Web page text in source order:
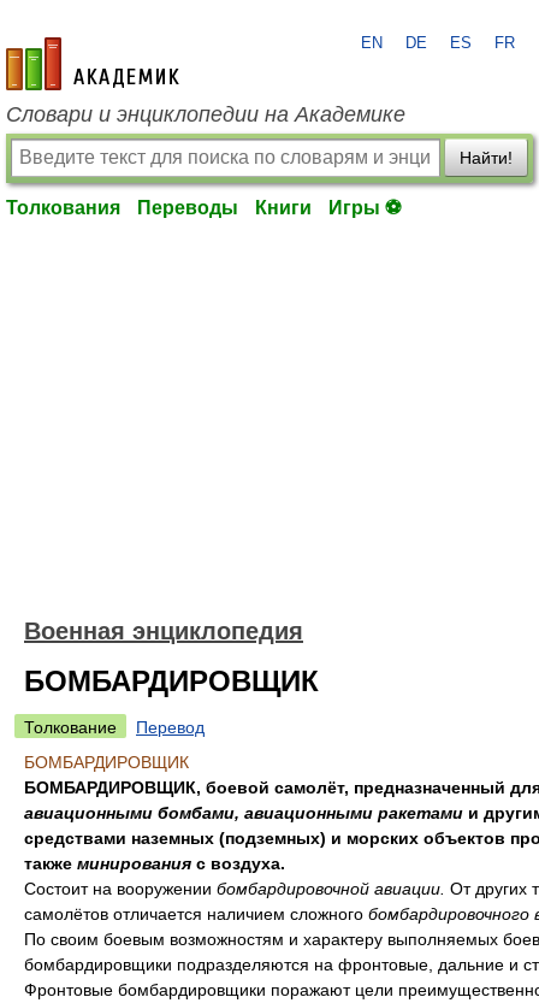
academic.ru
EN DE ES FR
Словари и энциклопедии на Академике
Найти!
Толкования Переводы Книги Игры ⚽
Военная энциклопедия
БОМБАРДИРОВЩИК
Толкование
Перевод
БОМБАРДИРОВЩИК
БОМБАРДИРОВЩИК, боевой самолёт, предназначенный
авиационными бомбами, авиационными ракетами и
средствами наземных (подземных) и морских объектов
также минирования с воздуха.
Состоит на вооружении бомбардировочной авиации. От других
самолётов отличается наличием сложного бомбардировочного
По своим боевым возможностям и характеру выполняемых
бомбардировщики подразделяются на фронтовые, дальние и
Фронтовые бомбардировщики поражают цели